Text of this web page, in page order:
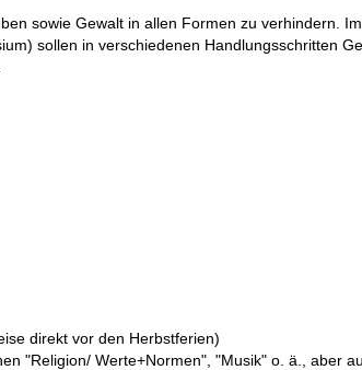
sowie Gewalt in allen Formen zu verhindern.
sollen in verschiedenen Handlungsschritten
direkt vor den Herbstferien)
"Religion/ Werte+Normen", "Musik" o. ä., aber